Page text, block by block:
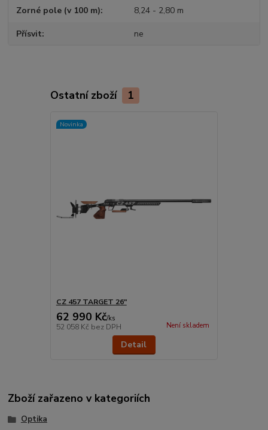
Zorné pole (v 100 m) 8,24 - 2,80 m
Přísvit ne
Ostatní zboží 1
Novinka
CZ 457 TARGET 26"
62 990 Kč/ks
52 058 Kč bez DPH Není skladem
Detail
Zboží zařazeno v kategoriích
Optika